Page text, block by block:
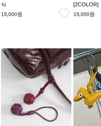
식
19,000원
[2COLOR]
19,000원